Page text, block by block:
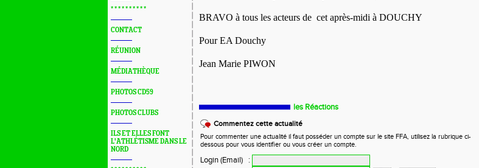
* * * * * * * * * *
CONTACT
RÉUNION
MÉDIATHÈQUE
PHOTOS CD59
PHOTOS CLUBS
ILS ET ELLES FONT
L'ATHLÉTISME DANS LE
NORD
BRAVO à tous les acteurs de cet après-midi à DOUCHY
Pour EA Douchy
Jean Marie PIWON
les Réactions
Commentez cette actualité
Pour commenter une actualité il faut posséder un compte sur le site FFA, utilisez la rubrique ci-
dessous pour vous identifier ou vous créer un compte.
Login (Email)
: